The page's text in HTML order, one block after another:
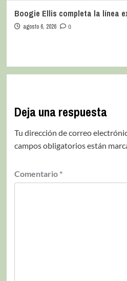
Boogie Ellis completa la línea
agosto 6, 2026 0
Deja una respuesta
Tu dirección de correo
campos obligatorios están
Comentario *